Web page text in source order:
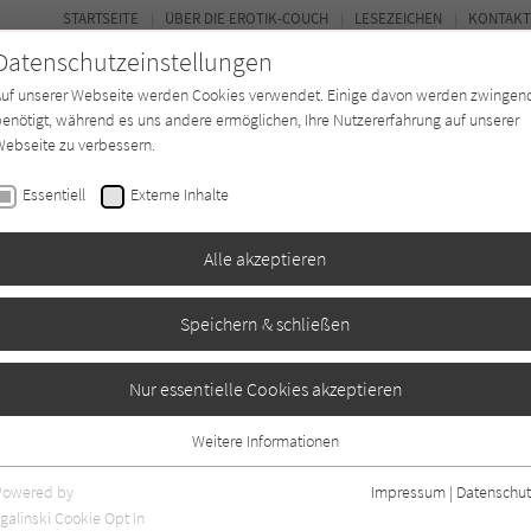
Autor*in Verlage Magazin
STARTSEITE ÜBER DIE EROTIK-COUCH LESEZEICHEN KONTAKT
10: Schwarzes
unserer Webseite werden Cookies verwendet. Einige davon werden
während es uns andere ermöglichen, Ihre Nutzererfahrung auf unserer
zu verbessern.
Essentiell Externe Inhalte
Alle akzeptieren
Speichern & schließen
Nur essentielle Cookies akzeptieren
Essentielle Cookies werden für grundlegende Funktionen der Webseite
benötigt. Dadurch ist gewährleistet, dass die Webseite einwandfrei
Weitere Informationen
by
Cookie Opt In
Impressum |